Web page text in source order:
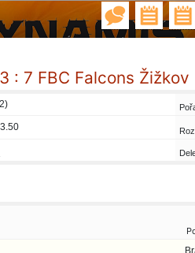
: 7 FBC Falcons Žižkov